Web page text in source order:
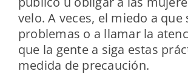
velo. A veces, el miedo a que
problemas o a llamar la
que la gente a siga estas
medida de precaución.